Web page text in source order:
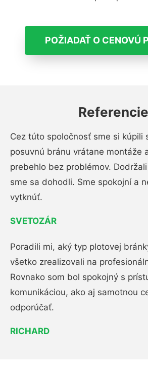
POŽIADAŤ O CENOVÚ
Referencie
Cez túto spoločnosť sme si kúpili
posuvnú bránu vrátane montáže
prebehlo bez problémov.
sme sa dohodli. Sme spokojní a
vytknúť.
SVETOZÁR
Poradili mi, aký typ plotovej
všetko zrealizovali na
Rovnako som bol spokojný s
komunikáciou, ako aj samotnou
odporúčať.
RICHARD